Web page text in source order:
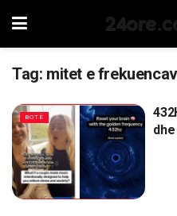
Tag: mitet e
BOTË